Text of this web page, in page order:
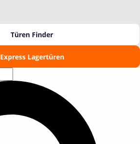
Türen Finder
Express Lagertüren